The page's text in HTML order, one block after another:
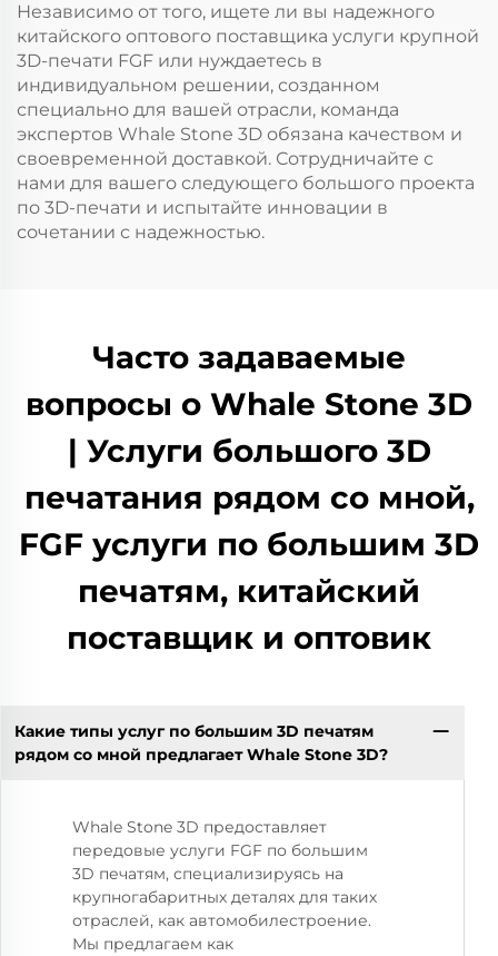
Независимо от того, ищете ли вы надежного
китайского оптового поставщика услуги крупной
3D-печати FGF или нуждаетесь в
индивидуальном решении, созданном
специально для вашей отрасли, команда
экспертов Whale Stone 3D обязана качеством и
своевременной доставкой. Сотрудничайте с
нами для вашего следующего большого проекта
по 3D-печати и испытайте инновации в
сочетании с надежностью.
Часто задаваемые
вопросы о Whale Stone 3D
| Услуги большого 3D
печатания рядом со мной,
FGF услуги по большим 3D
печатям, китайский
поставщик и оптовик
Какие типы услуг по большим 3D печатям
рядом со мной предлагает Whale Stone 3D?
Whale Stone 3D предоставляет
передовые услуги FGF по большим
3D печатям, специализируясь на
крупногабаритных деталях для таких
отраслей, как автомобилестроение.
Мы предлагаем как